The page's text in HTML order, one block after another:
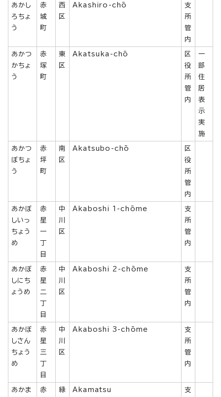
あかし
ろちょ
う
赤
城
町
西
区
Akashiro-chō
支
所
管
内
あかつ
かちょ
う
赤
塚
町
東
区
Akatsuka-chō
区
役
所
管
内
一
部
住
居
表
示
実
施
あかつ
ぼちょ
う
赤
坪
町
南
区
Akatsubo-chō
区
役
所
管
内
あかぼ
しいっ
ちょう
め
赤
星
一
丁
目
中
川
区
Akaboshi 1-chōme
支
所
管
内
あかぼ
しにち
ょうめ
赤
星
二
丁
目
中
川
区
Akaboshi 2-chōme
支
所
管
内
あかぼ
しさん
ちょう
め
赤
星
三
丁
目
中
川
区
Akaboshi 3-chōme
支
所
管
内
あかま
赤
緑
Akamatsu
支